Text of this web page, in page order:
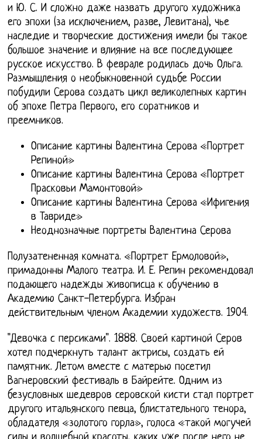
и Ю. С. И сложно даже назвать другого художника
его эпохи (за исключением, разве, Левитана), чье
наследие и творческие достижения имели бы такое
большое значение и влияние на все последующее
русское искусство. В феврале родилась дочь Ольга.
Размышления о необыкновенной судьбе России
побудили Серова создать цикл великолепных картин
об эпохе Петра Первого, его соратников и
преемников.
Описание картины Валентина Серова «Портрет
Репиной»
Описание картины Валентина Серова «Портрет
Прасковьи Мамонтовой»
Описание картины Валентина Серова «Ифигения
в Тавриде»
Неоднозначные портреты Валентина Серова
Полузатененная комната. «Портрет Ермоловой»,
примадонны Малого театра. И. Е. Репин рекомендовал
подающего надежды живописца к обучению в
Академию Санкт-Петербурга. Избран
действительным членом Академии художеств. 1904.
"Девочка с персиками". 1888. Своей картиной Серов
хотел подчеркнуть талант актрисы, создать ей
памятник. Летом вместе с матерью посетил
Вагнеровский фестиваль в Байрейте. Одним из
безусловных шедевров серовской кисти стал портрет
другого итальянского певца, блистательного тенора,
обладателя «золотого горла», голоса «такой могучей